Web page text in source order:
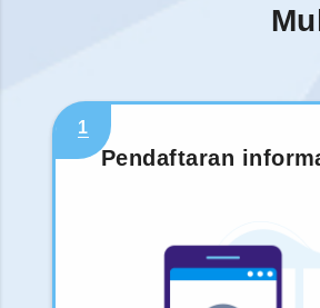
1
Pendaftaran